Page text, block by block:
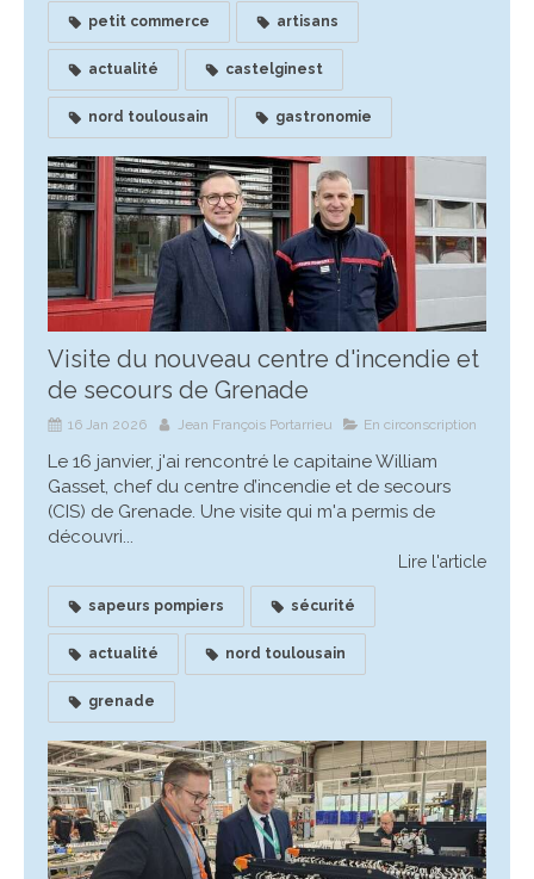
petit commerce artisans
actualité castelginest
nord toulousain gastronomie
Visite du nouveau centre d'incendie et
de secours de Grenade
16 Jan 2026 Jean François Portarrieu En circonscription
Le 16 janvier, j'ai rencontré le capitaine William
Gasset, chef du centre d’incendie et de secours
(CIS) de Grenade. Une visite qui m'a permis de
découvri...
Lire l'article
sapeurs pompiers sécurité
actualité nord toulousain
grenade